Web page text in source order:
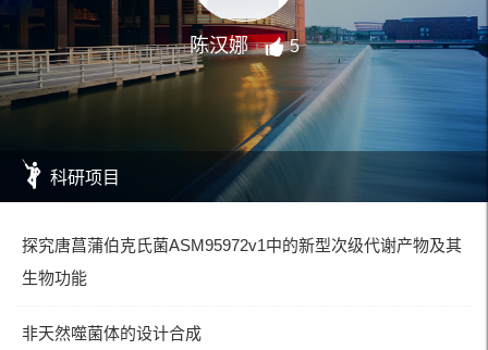
陈汉娜 5
科研项目
探究唐菖蒲伯克氏菌ASM95972v1中的新型次级代谢产物及其
生物功能
非天然噬菌体的设计合成